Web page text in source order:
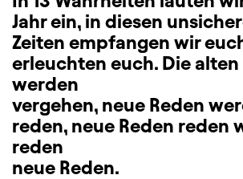
Jahr ein, in diesen
Zeiten empfangen wir
erleuchten euch. Die
werden
vergehen, neue Reden
reden, neue Reden reden
reden
neue Reden.